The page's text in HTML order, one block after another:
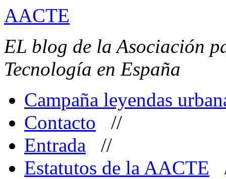
AACTE
EL blog de la Asociación
Tecnología en España
Campaña leyendas
Contacto //
Entrada //
Estatutos de la AACTE